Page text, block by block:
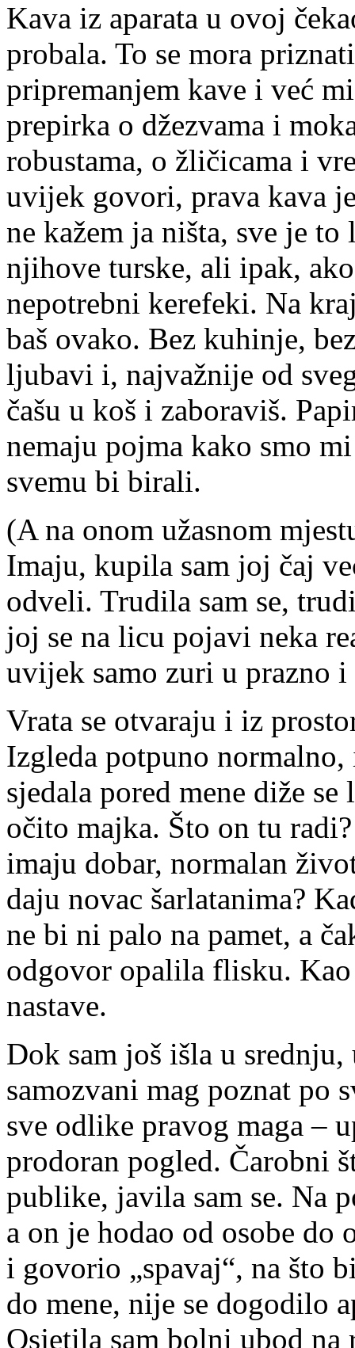
Kava iz aparata u ovoj
probala. To se mora
pripremanjem kave i već
prepirka o džezvama i
robustama, o žličicama i
uvijek govori, prava kava
ne kažem ja ništa, sve je
njihove turske, ali ipak,
nepotrebni kerefeki. Na
baš ovako. Bez kuhinje,
ljubavi i, najvažnije od
čašu u koš i zaboraviš.
nemaju pojma kako smo
svemu bi birali.
(A na onom užasnom
Imaju, kupila sam joj čaj
odveli. Trudila sam se,
joj se na licu pojavi neka
uvijek samo zuri u prazno
Vrata se otvaraju i iz
Izgleda potpuno
sjedala pored mene diže
očito majka. Što on tu
imaju dobar, normalan
daju novac šarlatanima?
ne bi ni palo na pamet, a
odgovor opalila flisku.
nastave.
Dok sam još išla u
samozvani mag poznat po
sve odlike pravog maga –
prodoran pogled. Čarobni
publike, javila sam se. Na
a on je hodao od osobe do
i govorio „spavaj“, na što
do mene, nije se dogodilo
Osjetila sam bolni ubod